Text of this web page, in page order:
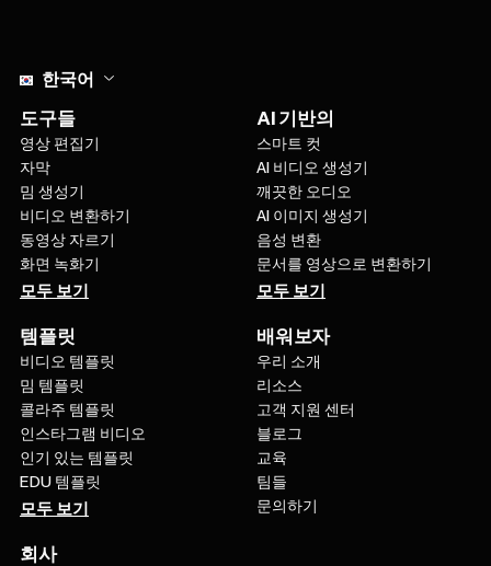
한국어
도구들
영상 편집기
자막
밈 생성기
비디오 변환하기
동영상 자르기
화면 녹화기
모두 보기
AI 기반의
스마트 컷
AI 비디오 생성기
깨끗한 오디오
AI 이미지 생성기
음성 변환
문서를 영상으로 변환하기
모두 보기
템플릿
비디오 템플릿
밈 템플릿
콜라주 템플릿
인스타그램 비디오
인기 있는 템플릿
EDU 템플릿
모두 보기
배워보자
우리 소개
리소스
고객 지원 센터
블로그
교육
팀들
문의하기
회사